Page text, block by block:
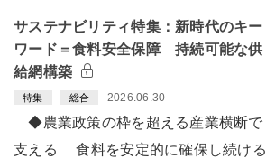
サステナビリティ特集：新時代のキー
ワード＝食料安全保障 持続可能な供
給網構築
特集 総合 2026.06.30
◆農業政策の枠を超える産業横断で
支える 食料を安定的に確保し続ける